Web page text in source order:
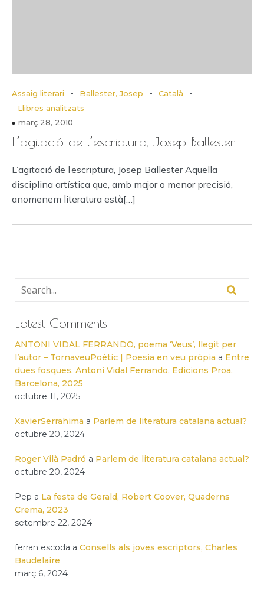
Assaig literari - Ballester, Josep - Català -
Llibres analitzats
març 28, 2010
L’agitació de l’escriptura, Josep Ballester
L’agitació de l’escriptura, Josep Ballester Aquella
disciplina artística que, amb major o menor precisió,
anomenem literatura està[…]
Latest Comments
ANTONI VIDAL FERRANDO, poema ‘Veus’, llegit per
l’autor – TornaveuPoètic | Poesia en veu pròpia a Entre
dues fosques, Antoni Vidal Ferrando, Edicions Proa,
Barcelona, 2025
octubre 11, 2025
XavierSerrahima a Parlem de literatura catalana actual?
octubre 20, 2024
Roger Vilà Padró a Parlem de literatura catalana actual?
octubre 20, 2024
Pep a La festa de Gerald, Robert Coover, Quaderns
Crema, 2023
setembre 22, 2024
ferran escoda a Consells als joves escriptors, Charles
Baudelaire
març 6, 2024